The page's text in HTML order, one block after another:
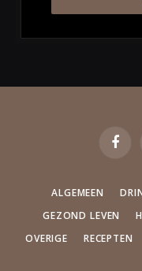
ALGEMEEN
GEZOND LEVEN
OVERIGE
RECEPTEN